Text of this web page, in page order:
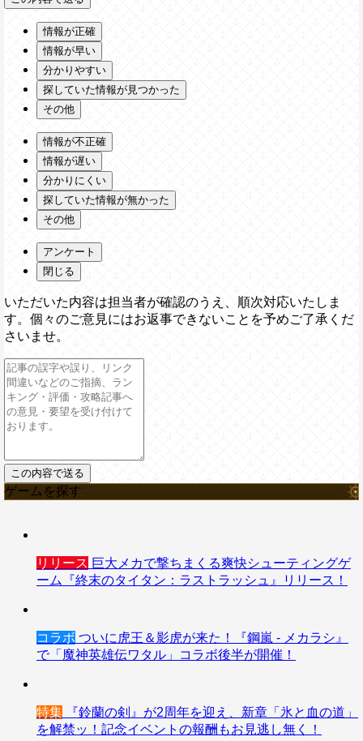
情報が正確
情報が早い
分かりやすい
探していた情報が見つかった
その他
情報が不正確
情報が遅い
分かりにくい
探していた情報が無かった
その他
アンケート
閉じる
いただいた内容は担当者が確認のうえ、順次対応いたしま
す。個々のご意見にはお返事できないことを予めご了承くだ
さいませ。
ゲームを探す
リリース 巨大メカで撃ちまくる爽快シューティングゲ
ーム『終末のタイタン：ラストラッシュ』リリース！
コラボ ついに虎王＆影虎が来た！『鋼嵐 - メカラシ』
で「魔神英雄伝ワタル」コラボ後半が開催！
特集 『鈴蘭の剣』が2周年を迎え、新章「氷と血の道」
を解禁ッ！記念イベントの報酬もお見逃し無く！